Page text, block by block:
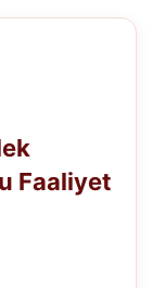
Faaliyet